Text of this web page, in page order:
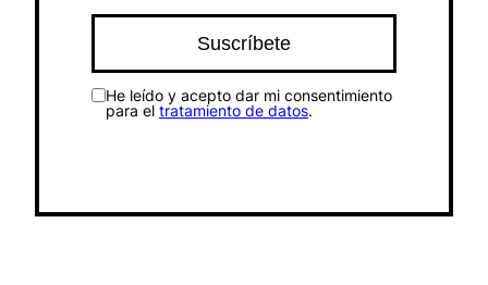
He leído y acepto dar mi consentimiento
para el tratamiento de datos.